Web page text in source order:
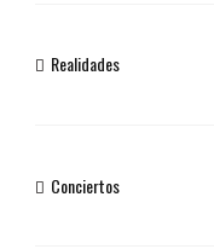
Realidades
Conciertos